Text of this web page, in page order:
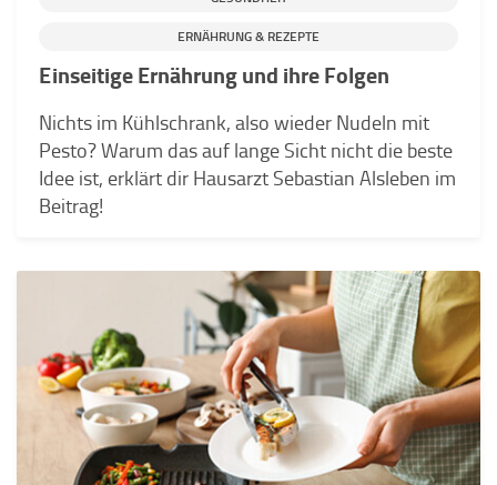
ERNÄHRUNG & REZEPTE
Einseitige Ernährung und ihre Folgen
Nichts im Kühlschrank, also wieder Nudeln mit
Pesto? Warum das auf lange Sicht nicht die beste
Idee ist, erklärt dir Hausarzt Sebastian Alsleben im
Beitrag!